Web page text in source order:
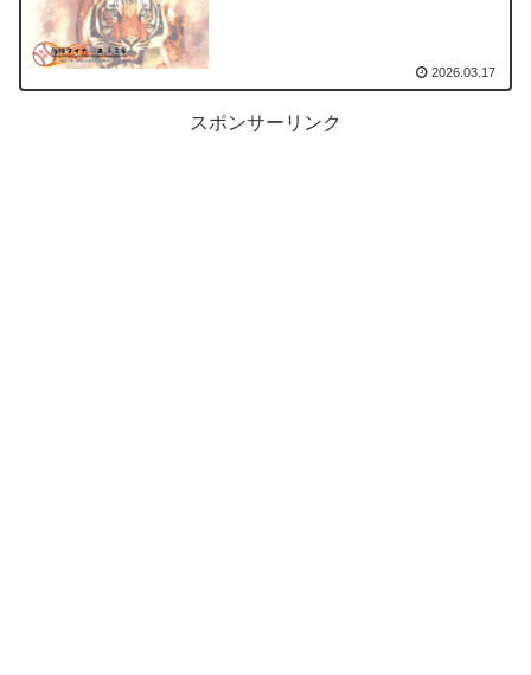
2026.03.17
スポンサーリンク